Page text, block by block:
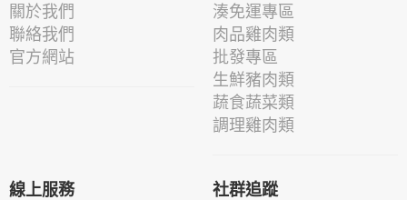
關於我們
聯絡我們
官方網站
湊免運專區
肉品雞肉類
批發專區
生鮮豬肉類
蔬食蔬菜類
調理雞肉類
線上服務 社群追蹤